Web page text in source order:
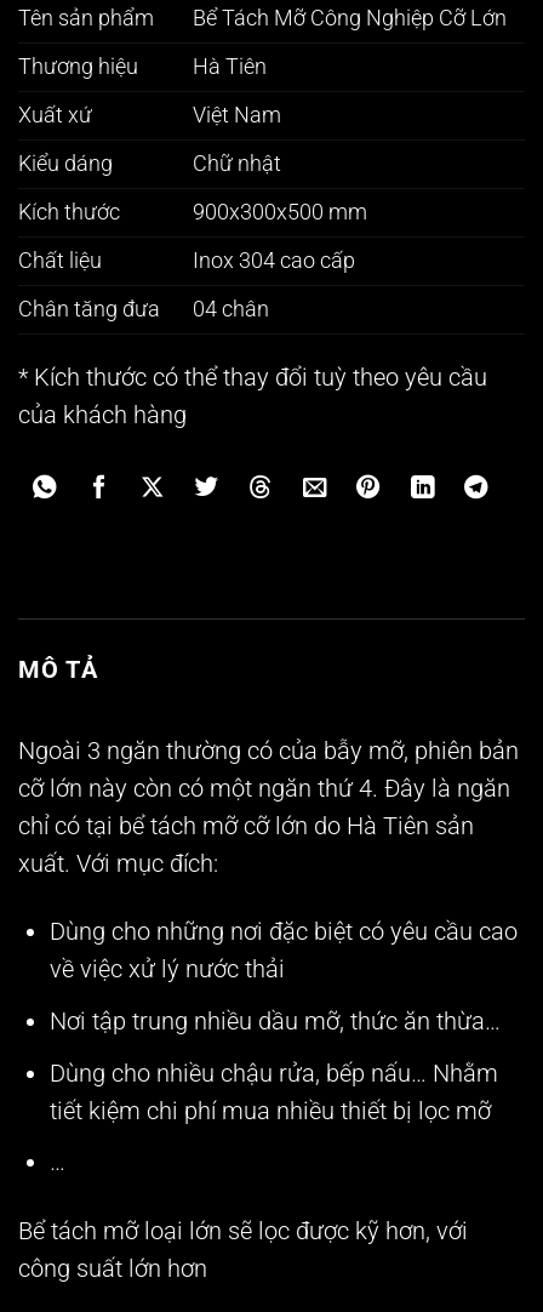
Tên sản phẩm
Bể Tách Mỡ Công Nghiệp Cỡ Lớn
Thương hiệu
Hà Tiên
Xuất xứ
Việt Nam
Kiểu dáng
Chữ nhật
Kích thước
900x300x500 mm
Chất liệu
Inox 304 cao cấp
Chân tăng đưa
04 chân
* Kích thước có thể thay đổi tuỳ theo yêu cầu
của khách hàng
MÔ TẢ
Ngoài 3 ngăn thường có của bẫy mỡ, phiên bản
cỡ lớn này còn có một ngăn thứ 4. Đây là ngăn
chỉ có tại bể tách mỡ cỡ lớn do Hà Tiên sản
xuất. Với mục đích:
Dùng cho những nơi đặc biệt có yêu cầu cao
về việc xử lý nước thải
Nơi tập trung nhiều dầu mỡ, thức ăn thừa…
Dùng cho nhiều chậu rửa, bếp nấu… Nhằm
tiết kiệm chi phí mua nhiều thiết bị lọc mỡ
…
Bể tách mỡ loại lớn sẽ lọc được kỹ hơn, với
công suất lớn hơn